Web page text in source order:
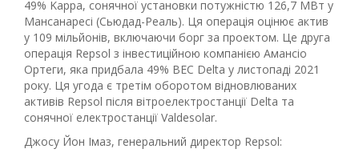
49% Kappa, сонячної установки потужністю 126,7 МВт у
Мансанаресі (Сьюдад-Реаль). Ця операція оцінює актив
у 109 мільйонів, включаючи борг за проектом. Це друга
операція Repsol з інвестиційною компанією Амансіо
Ортеги, яка придбала 49% ВЕС Delta у листопаді 2021
року. Ця угода є третім оборотом відновлюваних
активів Repsol після вітроелектростанції Delta та
сонячної електростанції Valdesolar.
Джосу Йон Імаз, генеральний директор Repsol: